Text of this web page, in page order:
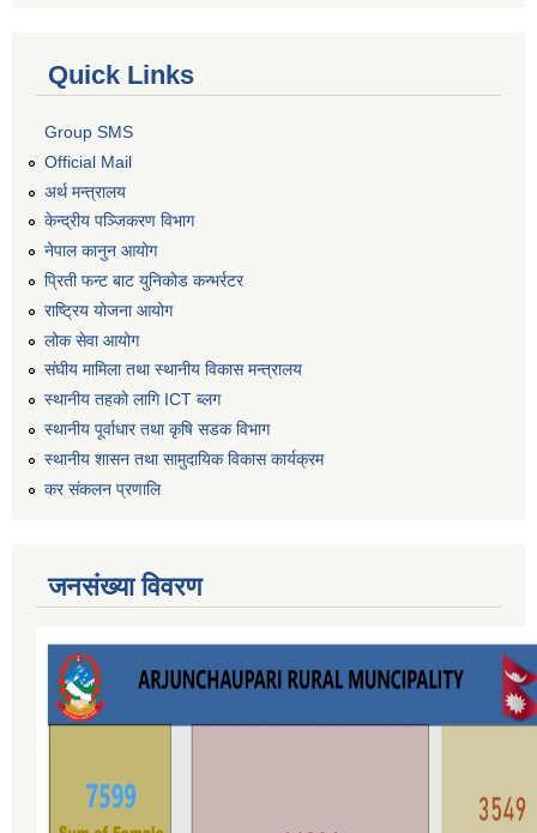
Quick Links
Group SMS
Official Mail
अर्थ मन्त्रालय
केन्द्रीय पञ्जिकरण विभाग
नेपाल कानुन आयोग
प्रिती फन्ट बाट युनिकोड कन्भर्रटर
राष्ट्रिय योजना आयोग
लोक सेवा आयोग
संघीय मामिला तथा स्थानीय विकास मन्त्रालय
स्थानीय तहको लागि ICT ब्लग
स्थानीय पूर्वाधार तथा कृषि सडक विभाग
स्थानीय शासन तथा सामुदायिक विकास कार्यक्रम
कर स‌ंकलन प्रणालि
जनसंख्या विवरण